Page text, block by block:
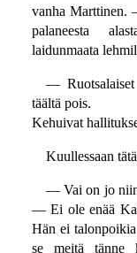
vanha Marttinen.
palaneesta
laidunmaata
—
täältä pois.
Kehuivat
Kuullessaan
— Vai on jo niin
— Ei ole enää
Hän ei
se meitä tänne